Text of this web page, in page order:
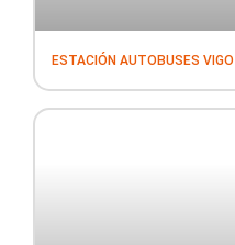
ESTACIÓN AUTOBUSES VIGO